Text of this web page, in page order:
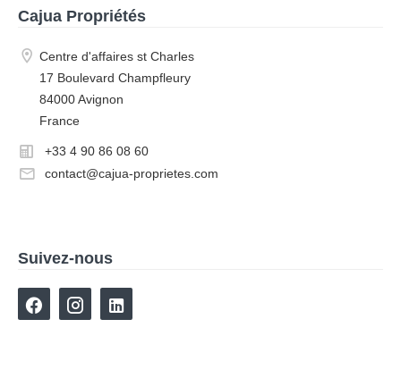
Cajua Propriétés
Centre d'affaires st Charles
17 Boulevard Champfleury
84000 Avignon
France
+33 4 90 86 08 60
contact@cajua-proprietes.com
Suivez-nous